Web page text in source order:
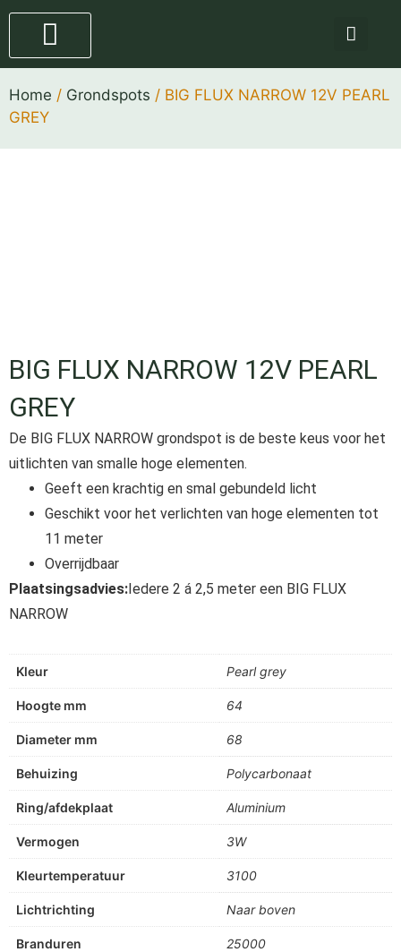
Home / Grondspots / BIG FLUX NARROW 12V PEARL
GREY
BIG FLUX NARROW 12V PEARL
GREY
De BIG FLUX NARROW grondspot is de beste keus voor het
uitlichten van smalle hoge elementen.
Geeft een krachtig en smal gebundeld licht
Geschikt voor het verlichten van hoge elementen tot
11 meter
Overrijdbaar
Plaatsingsadvies:Iedere 2 á 2,5 meter een BIG FLUX
NARROW
Kleur Pearl grey
Hoogte mm 64
Diameter mm 68
Behuizing Polycarbonaat
Ring/afdekplaat Aluminium
Vermogen 3W
Kleurtemperatuur 3100
Lichtrichting Naar boven
Branduren 25000